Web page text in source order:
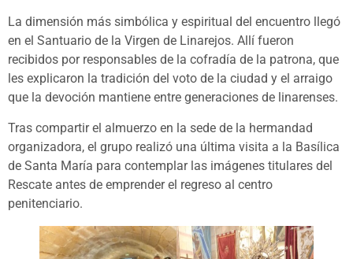
La dimensión más simbólica y espiritual del encuentro llegó
en el Santuario de la Virgen de Linarejos. Allí fueron
recibidos por responsables de la cofradía de la patrona, que
les explicaron la tradición del voto de la ciudad y el arraigo
que la devoción mantiene entre generaciones de linarenses.
Tras compartir el almuerzo en la sede de la hermandad
organizadora, el grupo realizó una última visita a la Basílica
de Santa María para contemplar las imágenes titulares del
Rescate antes de emprender el regreso al centro
penitenciario.